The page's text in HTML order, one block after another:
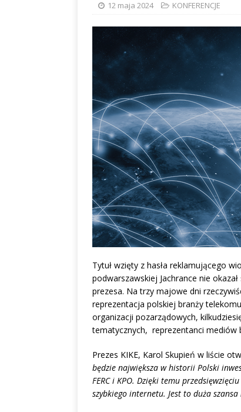
12 maja 2024 KONFERENCJE
Tytuł wzięty z hasła reklamującego
podwarszawskiej Jachrance nie
prezesa. Na trzy majowe dni
reprezentacja polskiej branży
organizacji pozarządowych,
tematycznych, reprezentanci mediów
Prezes KIKE, Karol Skupień w liście
będzie największa w historii Polski
FERC i KPO. Dzięki temu
szybkiego internetu. Jest to duża